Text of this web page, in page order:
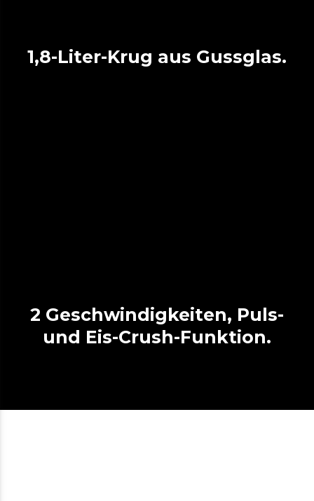
1,8-Liter-Krug aus Gussglas.
2 Geschwindigkeiten, Puls-
und Eis-Crush-Funktion.